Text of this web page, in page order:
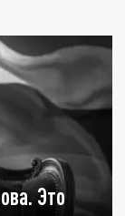
Это